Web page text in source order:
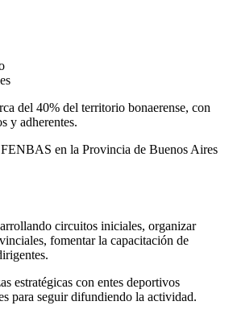
del 40% del territorio bonaerense, con
y adherentes.
circuitos iniciales, organizar
fomentar la capacitación de
estratégicas con entes deportivos
para seguir difundiendo la actividad.